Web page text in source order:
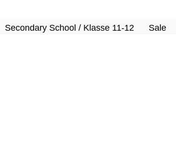
Secondary School / Klasse 11-12 Sale